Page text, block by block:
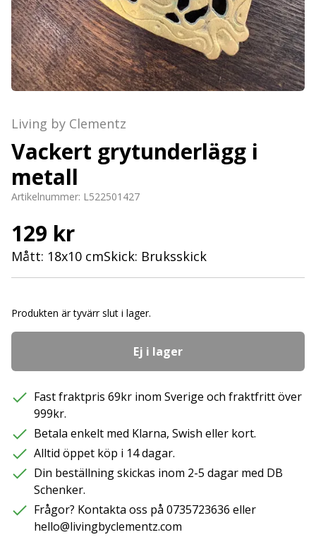
Living by Clementz
Vackert grytunderlägg i
metall
Artikelnummer: L522501427
129 kr
Mått: 18x10 cmSkick: Bruksskick
Produkten är tyvärr slut i lager.
Ej i lager
Fast fraktpris 69kr inom Sverige och fraktfritt över
999kr.
Betala enkelt med Klarna, Swish eller kort.
Alltid öppet köp i 14 dagar.
Din beställning skickas inom 2-5 dagar med DB
Schenker.
Frågor? Kontakta oss på 0735723636 eller
hello@livingbyclementz.com